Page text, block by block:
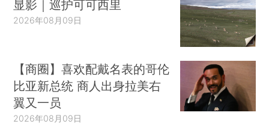
显影｜巡护可可西里
2026年08月09日
【商圈】喜欢配戴名表的哥伦
比亚新总统 商人出身拉美右
翼又一员
2026年08月09日